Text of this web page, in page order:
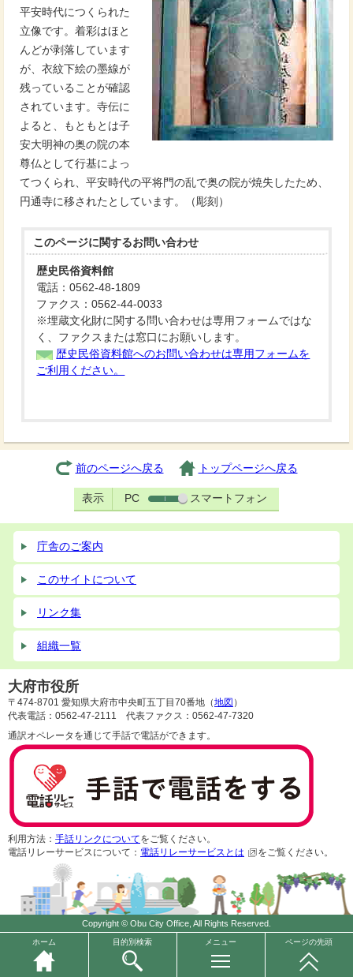
平安時代につくられた
立像です。着彩はほと
んどが剥落しています
が、衣紋下絵の墨線が
残っていることが確認
されています。寺伝に
よると、もともとは子
安大明神の奥の院の本
尊仏として行基によっ
てつくられ、平安時代の平将門の乱で奥の院が焼失したため、
円通寺に移されたとしています。（彫刻）
このページに関するお問い合わせ
歴史民俗資料館
電話：0562-48-1809
ファクス：0562-44-0033
※埋蔵文化財に関する問い合わせは専用フォームではな
く、ファクスまたは窓口にお願いします。
歴史民俗資料館へのお問い合わせは専用フォームを
ご利用ください。
前のページへ戻る トップページへ戻る
表示 PC スマートフォン
ホーム 目的別検索 メニュー ページの先頭
庁舎のご案内
このサイトについて
リンク集
組織一覧
大府市役所
〒474-8701 愛知県大府市中央町五丁目70番地（地図 ）
代表電話：0562-47-2111 代表ファクス：0562-47-7320
通訳オペレータを通じて手話で電話ができます。
利用方法： 手話リンクについてをご覧ください。
電話リレーサービスについて： 電話リレーサービスとは をご覧ください。
Copyright © Obu City Office, All Rights Reserved.